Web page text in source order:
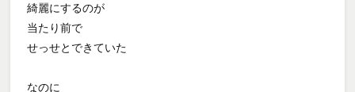
綺麗にするのが
当たり前で
せっせとできていた
なのに